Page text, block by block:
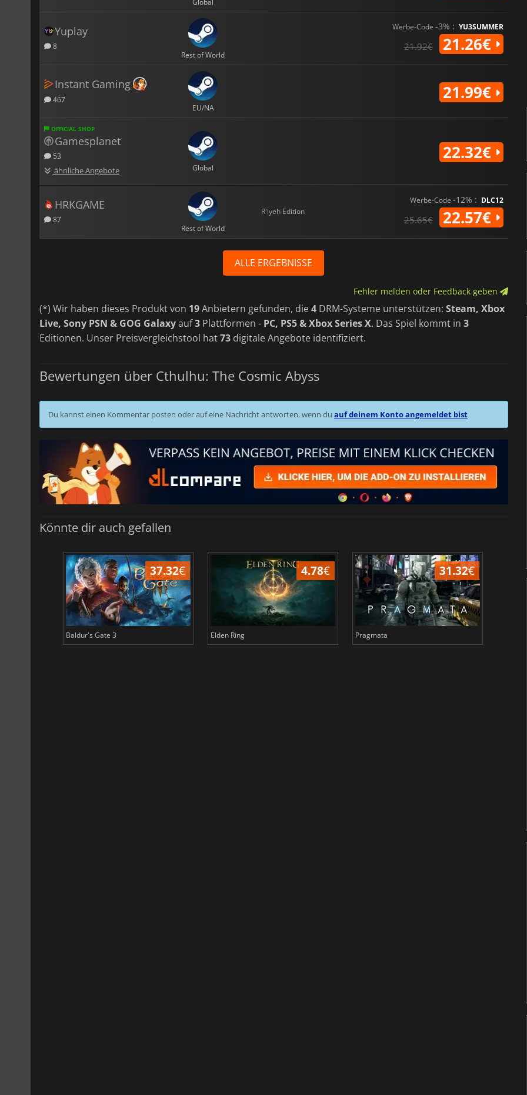
Global
Yuplay
8
Rest of World
Werbe-Code -3% : YU3SUMMER
21.92€ 21.26€
Instant Gaming
467
EU/NA
21.99€
OFFICIAL SHOP
Gamesplanet
53
ähnliche Angebote Global
22.32€
HRKGAME
87
Rest of World
R'lyeh Edition
Werbe-Code -12% : DLC12
25.65€ 22.57€
ALLE ERGEBNISSE
Fehler melden oder Feedback geben
(*) Wir haben dieses Produkt von 19Anbietern gefunden, die4 DRM-Systeme unterstützen: Steam, Xbox
Live, Sony PSN & GOG Galaxyauf3 Plattformen - PC, PS5 & Xbox Series X. Das Spiel kommt in 3
Editionen. Unser Preisvergleichstool hat73 digitale Angebote identifiziert.
Bewertungen über Cthulhu: The Cosmic Abyss
Du kannst einen Kommentar posten oder auf eine Nachricht antworten, wenn du auf deinem Konto angemeldet bist
Könnte dir auch gefallen
37.32€
Baldur's Gate 3
4.78€
Elden Ring
31.32€
Pragmata Total